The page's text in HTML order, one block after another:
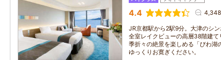
4.4
JR京都駅から2駅9分。大津のシ
全室レイクビューの高層38階建
季折々の絶景を楽しめる「びわ湖
ゆっくりお寛ぎください。